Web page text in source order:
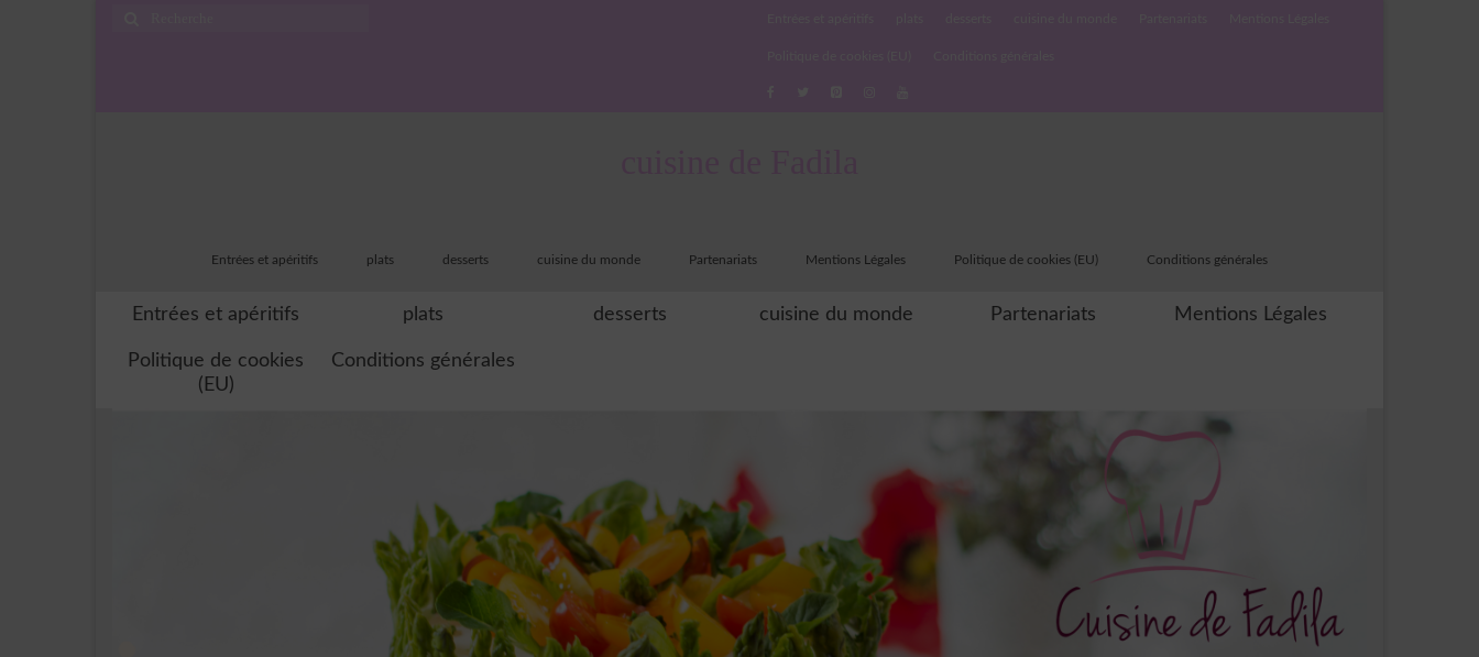
Entrées et apéritifs plats desserts cuisine du monde Partenariats Mentions Légales Politique de cookies (EU) Conditions générales
Entrées et apéritifs plats desserts cuisine du monde Partenariats Mentions Légales
Politique de cookies
(EU)
Conditions générales